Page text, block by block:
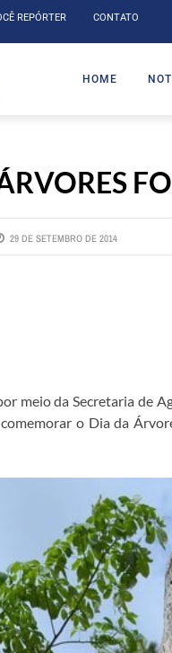
REPÓRTER CONTATO
HOME
29 DE SETEMBRO DE 2014
meio da Secretaria de
o Dia da